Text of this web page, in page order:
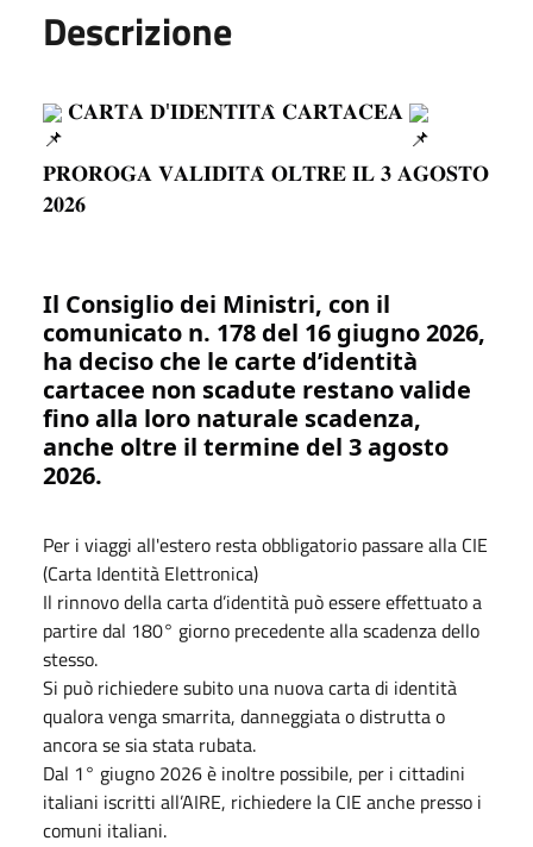
Descrizione
𝐂𝐀𝐑𝐓𝐀 𝐃'𝐈𝐃𝐄𝐍𝐓𝐈𝐓𝐀̀ 𝐂𝐀𝐑𝐓𝐀𝐂𝐄𝐀
𝐏𝐑𝐎𝐑𝐎𝐆𝐀 𝐕𝐀𝐋𝐈𝐃𝐈𝐓𝐀̀ 𝐎𝐋𝐓𝐑𝐄 𝐈𝐋 𝟑 𝐀𝐆𝐎𝐒𝐓𝐎
𝟐𝟎𝟐𝟔
Il Consiglio dei Ministri, con il
comunicato n. 178 del 16 giugno 2026,
ha deciso che le carte d’identità
cartacee non scadute restano valide
fino alla loro naturale scadenza,
anche oltre il termine del 3 agosto
2026.
Per i viaggi all'estero resta obbligatorio passare alla CIE
(Carta Identità Elettronica)
Il rinnovo della carta d’identità può essere effettuato a
partire dal 180° giorno precedente alla scadenza dello
stesso.
Si può richiedere subito una nuova carta di identità
qualora venga smarrita, danneggiata o distrutta o
ancora se sia stata rubata.
Dal 1° giugno 2026 è inoltre possibile, per i cittadini
italiani iscritti all’AIRE, richiedere la CIE anche presso i
comuni italiani.